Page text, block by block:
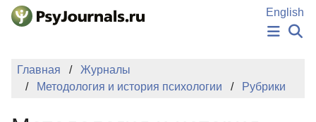
Перейти к основному содержанию
English
НОВОСТИ
АВТОРЫ
Главная
Журналы
Методология и история психологии
Рубрики